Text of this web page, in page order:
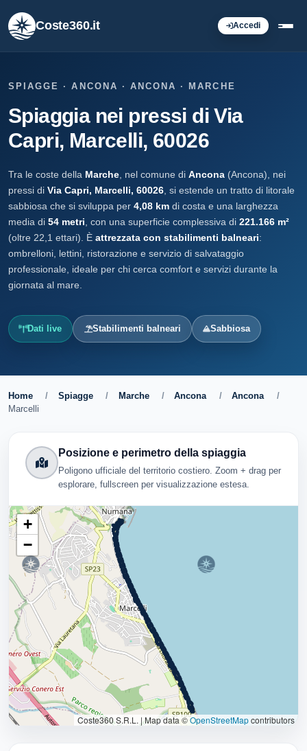
Coste360.it Accedi
SPIAGGE · ANCONA · ANCONA · MARCHE
Spiaggia nei pressi di Via
Capri, Marcelli, 60026
Tra le coste della Marche , nel comune di Ancona (Ancona), nei
pressi di Via Capri, Marcelli, 60026 , si estende un tratto di litorale
sabbiosa che si sviluppa per 4,08 km di costa e una larghezza
media di 54 metri , con una superficie complessiva di 221.166 m²
(oltre 22,1 ettari). È attrezzata con stabilimenti balneari:
ombrelloni, lettini, ristorazione e servizio di salvataggio
professionale, ideale per chi cerca comfort e servizi durante la
giornata al mare.
Dati live Stabilimenti balneari Sabbiosa
Home / Spiagge / Marche / Ancona / Ancona
/
Marcelli
Posizione e perimetro della spiaggia
Poligono ufficiale del territorio costiero. Zoom + drag per
esplorare, fullscreen per visualizzazione estesa.
+
−
Coste360 S.R.L. |Map data ©OpenStreetMapcontributors